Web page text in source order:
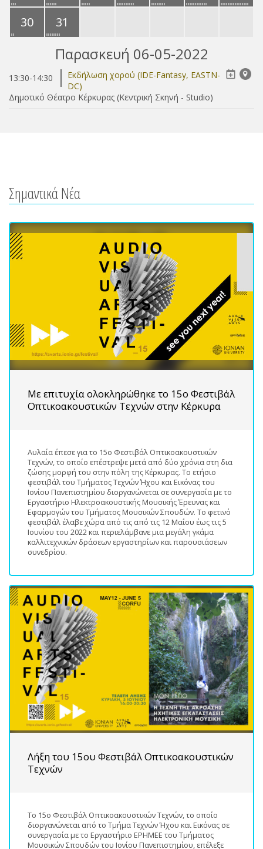
30
31
Παρασκευή 06-05-2022
13:30-14:30
Eκδήλωση χορού (IDE-Fantasy, EASTN-
DC)
Δημοτικό Θέατρο Κέρκυρας (Κεντρική Σκηνή - Studio)
Σημαντικά Νέα
Με επιτυχία ολοκληρώθηκε το 15ο Φεστιβάλ
Οπτικοακουστικών Τεχνών στην Κέρκυρα
Αυλαία έπεσε για το 15ο Φεστιβάλ Οπτικοακουστικών
Τεχνών, το οποίο επέστρεψε μετά από δύο χρόνια στη δια
ζώσης μορφή του στην πόλη της Κέρκυρας. Το ετήσιο
φεστιβάλ του Τμήματος Τεχνών Ήχου και Εικόνας του
Ιονίου Πανεπιστημίου διοργανώνεται σε συνεργασία με το
Εργαστήριο Ηλεκτροακουστικής Μουσικής Έρευνας και
Εφαρμογών του Τμήματος Μουσικών Σπουδών. Το φετινό
φεστιβάλ έλαβε χώρα από τις από τις 12 Μαΐου έως τις 5
Ιουνίου του 2022 και περιελάμβανε μια μεγάλη γκάμα
καλλιτεχνικών δράσεων εργαστηρίων και παρουσιάσεων
συνεδρίου.
Λήξη του 15ου Φεστιβάλ Οπτικοακουστικών
Τεχνών
Το 15ο Φεστιβάλ Οπτικοακουστικών Τεχνών, το οποίο
διοργανώνεται από το Τμήμα Τεχνών Ήχου και Εικόνας σε
συνεργασία με το Εργαστήριο ΕΡΗΜΕΕ του Τμήματος
Μουσικών Σπουδών του Ιονίου Πανεπιστημίου, επέλεξε